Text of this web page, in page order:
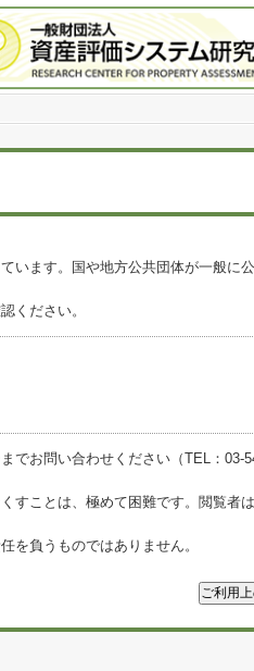
います。国や地方公共団体が一般に
ください。
お問い合わせください（TEL：03-
すことは、極めて困難です。閲覧者
を負うものではありません。